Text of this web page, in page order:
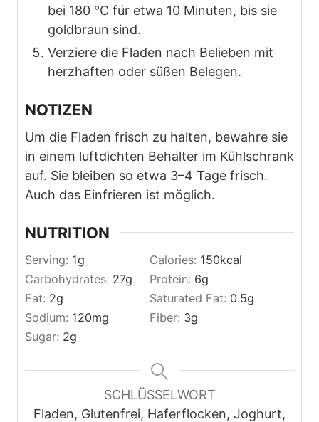
bei 180 °C für etwa 10 Minuten, bis sie
goldbraun sind.
Verziere die Fladen nach Belieben mit
herzhaften oder süßen Belegen.
NOTIZEN
Um die Fladen frisch zu halten, bewahre sie
in einem luftdichten Behälter im Kühlschrank
auf. Sie bleiben so etwa 3–4 Tage frisch.
Auch das Einfrieren ist möglich.
NUTRITION
Serving: 1g Calories: 150kcal
Carbohydrates: 27g Protein: 6g
Fat: 2g Saturated Fat: 0.5g
Sodium: 120mg Fiber: 3g
Sugar: 2g
SCHLÜSSELWORT
Fladen, Glutenfrei, Haferflocken, Joghurt,